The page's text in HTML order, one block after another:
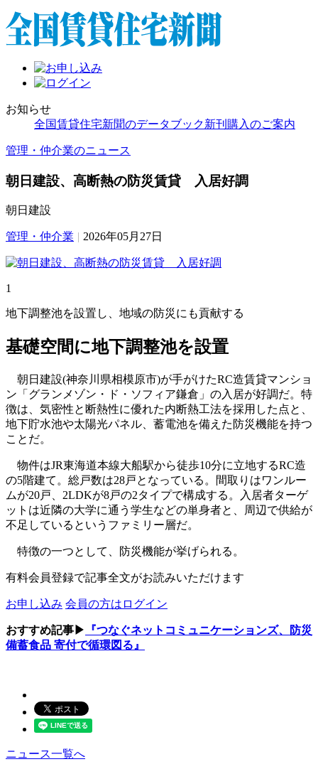
お知らせ
全国賃貸住宅新聞のデータブック新刊購入のご案内
管理・仲介業のニュース
朝日建設、高断熱の防災賃貸 入居好調
朝日建設
管理・仲介業 | 2026年05月27日
1
地下調整池を設置し、地域の防災にも貢献する
基礎空間に地下調整池を設置
朝日建設(神奈川県相模原市)が手がけたRC造賃貸マンショ
ン「グランメゾン・ド・ソフィア鎌倉」の入居が好調だ。特
徴は、気密性と断熱性に優れた内断熱工法を採用した点と、
地下貯水池や太陽光パネル、蓄電池を備えた防災機能を持つ
ことだ。
物件はJR東海道本線大船駅から徒歩10分に立地するRC造
の5階建て。総戸数は28戸となっている。間取りはワンルー
ムが20戸、2LDKが8戸の2タイプで構成する。入居者ターゲ
ットは近隣の大学に通う学生などの単身者と、周辺で供給が
不足しているというファミリー層だ。
特徴の一つとして、防災機能が挙げられる。
有料会員登録で記事全文がお読みいただけます
お申し込み 会員の方はログイン
おすすめ記事▶
『つなぐネットコミュニケーションズ、防災
備蓄食品 寄付で循環図る』
ニュース一覧へ